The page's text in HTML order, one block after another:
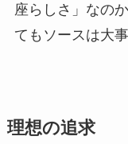
座らしさ」なの
てもソースは大事
理想の追求